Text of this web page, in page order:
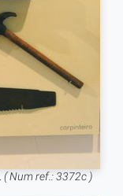
( Num ref.: 3372c )